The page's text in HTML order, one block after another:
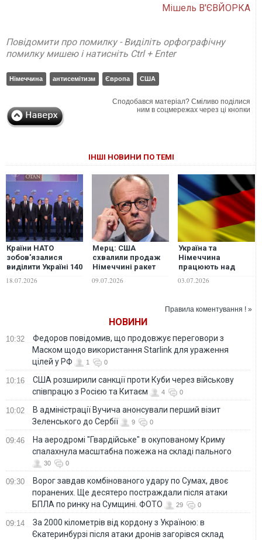
Мішель В'ЄВЙОРКА
Повідомити про помилку - Виділіть орфографічну
помилку мишею і натисніть Ctrl + Enter
Німеччина антисемітизм Європа США
Сподобався матеріал? Сміливо поділися
ним в соцмережах через ці кнопки
ІНШІ НОВИНИ ПО ТЕМІ
Країни НАТО
зобов'язалися
виділити Україні 140
кращому разі
18.07.2026
Мерц: США
схвалили продаж
Німеччині ракет
09.07.2026
Україна та
Німеччина
працюють над
для перехоплення
03.07.2026
Правила коментування ! »
НОВИНИ
10:32
Федоров повідомив, що продовжує переговори з
Маском щодо використання Starlink для ураження
цілей у РФ
1 0
10:16
США розширили санкції проти Куби через військову
співпрацю з Росією та Китаєм
4 0
10:02
В адміністрації Вучича анонсували перший візит
Зеленського до Сербії
9 0
09:46
На аеродромі "Гвардійське" в окупованому Криму
спалахнула масштабна пожежа на складі пального
30 0
09:30
Ворог завдав комбінованого удару по Сумах, двоє
поранених. Ще десятеро постраждали після атаки
БПЛА по ринку на Сумщині. ФОТО
29 0
09:14
За 2000 кілометрів від кордону з Україною: в
Єкатеринбурзі після атаки дронів загорівся склад